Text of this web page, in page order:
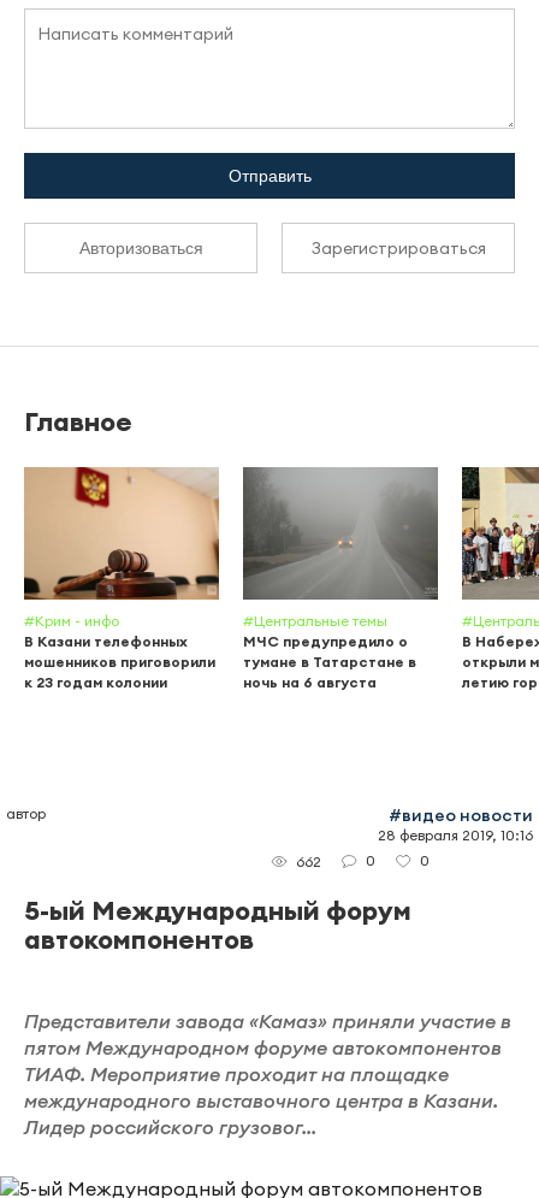
Отправить
Авторизоваться Зарегистрироваться
Главное
#Крим - инфо
В Казани телефонных
мошенников приговорили
к 23 годам колонии
#Центральные темы
МЧС предупредило о
тумане в Татарстане в
ночь на 6 августа
В
открыли
летию
автор #видео новости
28 февраля 2019, 10:16
662
0 0
5-ый Международный форум
автокомпонентов
Представители завода «Камаз» приняли участие в
пятом Международном форуме автокомпонентов
ТИАФ. Мероприятие проходит на площадке
международного выставочного центра в Казани.
Лидер российского грузовог...